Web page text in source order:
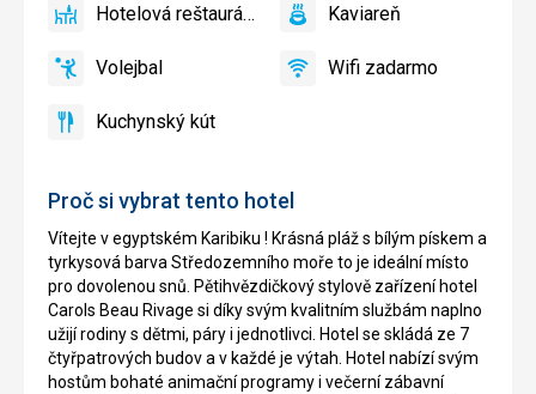
Proč si vybrat tento hotel
Vítejte v egyptském Karibiku ! Krásná pláž s bílým pískem a
tyrkysová barva Středozemního moře to je ideální místo
pro dovolenou snů. Pětihvězdičkový stylově zařízení hotel
Carols Beau Rivage si díky svým kvalitním službám naplno
užijí rodiny s dětmi, páry i jednotlivci. Hotel se skládá ze 7
čtyřpatrových budov a v každé je výtah. Hotel nabízí svým
hostům bohaté animační programy i večerní zábavní
zadarmo
povolené
Hotelová
Hotelová reštaurácia
áno KaviareňKaviareň
áno
VolejbalVolejbal
áno
Wifi
Wifi zadarmo
áno
Kuchynský
Kuchynský kút
áno